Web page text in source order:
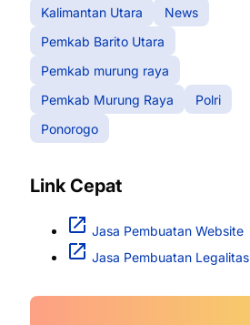
Kalimantan Utara
News
Pemkab Barito Utara
Pemkab murung raya
Pemkab Murung Raya
Polri
Ponorogo
Link Cepat
Jasa Pembuatan Website
Jasa Pembuatan Legalitas